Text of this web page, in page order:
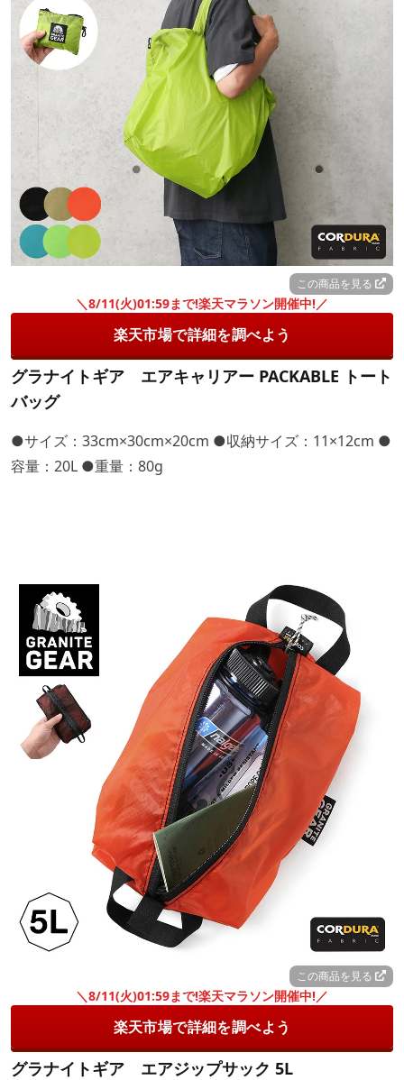
この商品を見る
＼8/11(火)01:59まで!楽天マラソン開催中!／
楽天市場で詳細を調べよう
グラナイトギア エアキャリアー PACKABLE トート
バッグ
●サイズ：33cm×30cm×20cm ●収納サイズ：11×12cm ●
容量：20L ●重量：80g
この商品を見る
＼8/11(火)01:59まで!楽天マラソン開催中!／
楽天市場で詳細を調べよう
グラナイトギア エアジップサック 5L